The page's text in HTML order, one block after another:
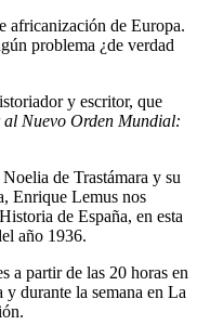
africanización de Europa.
problema ¿de verdad
y escritor, que
Nuevo Orden Mundial:
de Trastámara y su
Enrique Lemus nos
de España, en esta
año 1936.
a partir de las 20 horas en
durante la semana en La